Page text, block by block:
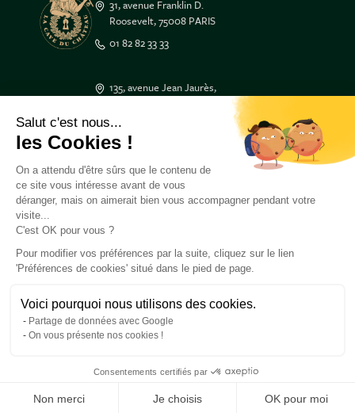
Salut c'est nous...
les Cookies !
On a attendu d'être sûrs que le contenu de
ce site vous intéresse avant de vous
déranger, mais on aimerait bien vous accompagner pendant votre
visite...
C'est OK pour vous ?
Pour modifier vos préférences par la suite, cliquez sur le lien
'Préférences de cookies' situé dans le pied de page.
Voici pourquoi nous utilisons des cookies.
Partage de données avec Google
On vous présente nos cookies !
Consentements certifiés par
Non merci Je choisis OK pour moi
31, avenue Franklin D.
Roosevelt, 75008 PARIS
01 82 82 33 33
135, avenue Jean Jaurès,
05 47 50 17 17
3 Place Tourny,
33000 BORDEAUX
05 47 50 55 55
Besoin d'aide ?
À propos de nous
Retrouvez-nous
pays de résidence. L’abus d’alcool est dangereux pour la santé, à consommer avec